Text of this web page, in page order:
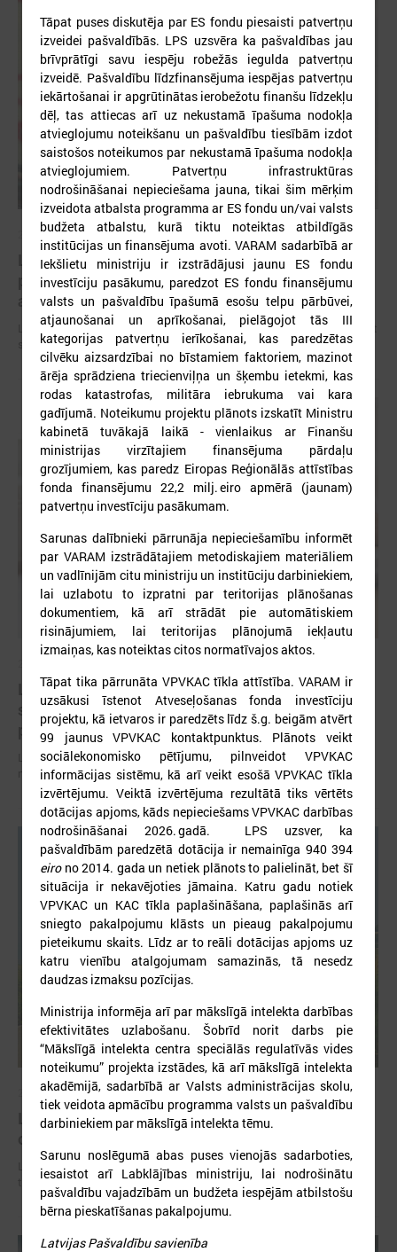
2026. gada 09. jūlijs
LPS: apreibinošu vielu ietekmē esošu bērnu
profilakses iestādi nedrīkst slēgt bez droša
alternatīva risinājuma
LPS: apreibinošu vielu ietekmē esošu bērnu profilakses iestādi nedrīkst
slēgt bez droša alternatīva risinājuma
LPS un Labklājības ministrija pārrunā DigiSoc
sadarbības līguma nosacījumus un datu
pārvaldību
LPS un Labklājības ministrija pārrunā DigiSoc sadarbības līguma
nosacījumus un datu pārvaldību
2026. gada 02. jūlijs
LPS iesaka likumā noteikt pašvaldības
LPS iesaka likumā noteikt pašvaldības organizētus sabiedriskā
transporta pārvadājumus
Tāpat puses diskutēja par ES fondu piesaisti patvertņu
izveidei pašvaldībās. LPS uzsvēra ka pašvaldības jau
brīvprātīgi savu iespēju robežās iegulda patvertņu
izveidē. Pašvaldību līdzfinansējuma iespējas patvertņu
iekārtošanai ir apgrūtinātas ierobežotu finanšu līdzekļu
dēļ, tas attiecas arī uz nekustamā īpašuma nodokļa
atvieglojumu noteikšanu un pašvaldību tiesībām izdot
saistošos noteikumos par nekustamā īpašuma nodokļa
atvieglojumiem. Patvertņu infrastruktūras
nodrošināšanai nepieciešama jauna, tikai šim mērķim
izveidota atbalsta programma ar ES fondu un/vai valsts
budžeta atbalstu, kurā tiktu noteiktas atbildīgās
institūcijas un finansējuma avoti. VARAM sadarbībā ar
Iekšlietu ministriju ir izstrādājusi jaunu ES fondu
investīciju pasākumu, paredzot ES fondu finansējumu
valsts un pašvaldību īpašumā esošu telpu pārbūvei,
atjaunošanai un aprīkošanai, pielāgojot tās III
kategorijas patvertņu ierīkošanai, kas paredzētas
cilvēku aizsardzībai no bīstamiem faktoriem, mazinot
ārēja sprādziena triecienviļņa un šķembu ietekmi, kas
rodas katastrofas, militāra iebrukuma vai kara
gadījumā. Noteikumu projektu plānots izskatīt Ministru
kabinetā tuvākajā laikā - vienlaikus ar Finanšu
ministrijas virzītajiem finansējuma pārdaļu
grozījumiem, kas paredz Eiropas Reģionālās attīstības
fonda finansējumu 22,2 milj. eiro apmērā (jaunam)
patvertņu investīciju pasākumam.
Sarunas dalībnieki pārrunāja nepieciešamību informēt
par VARAM izstrādātajiem metodiskajiem materiāliem
un vadlīnijām citu ministriju un institūciju darbiniekiem,
lai uzlabotu to izpratni par teritorijas plānošanas
dokumentiem, kā arī strādāt pie automātiskiem
risinājumiem, lai teritorijas plānojumā iekļautu
izmaiņas, kas noteiktas citos normatīvajos aktos.
Tāpat tika pārrunāta VPVKAC tīkla attīstība. VARAM ir
uzsākusi īstenot Atveseļošanas fonda investīciju
projektu, kā ietvaros ir paredzēts līdz š.g. beigām atvērt
99 jaunus VPVKAC kontaktpunktus. Plānots veikt
sociālekonomisko pētījumu, pilnveidot VPVKAC
informācijas sistēmu, kā arī veikt esošā VPVKAC tīkla
izvērtējumu. Veiktā izvērtējuma rezultātā tiks vērtēts
dotācijas apjoms, kāds nepieciešams VPVKAC darbības
nodrošināšanai 2026. gadā. LPS uzsver, ka
pašvaldībām paredzētā dotācija ir nemainīga 940 394
eirono 2014. gada un netiek plānots to palielināt, bet šī
situācija ir nekavējoties jāmaina. Katru gadu notiek
VPVKAC un KAC tīkla paplašināšana, paplašinās arī
sniegto pakalpojumu klāsts un pieaug pakalpojumu
pieteikumu skaits. Līdz ar to reāli dotācijas apjoms uz
katru vienību atalgojumam samazinās, tā nesedz
daudzas izmaksu pozīcijas.
Ministrija informēja arī par mākslīgā intelekta darbības
efektivitātes uzlabošanu. Šobrīd norit darbs pie
“Mākslīgā intelekta centra speciālās regulatīvās vides
noteikumu” projekta izstādes, kā arī mākslīgā intelekta
akadēmijā, sadarbībā ar Valsts administrācijas skolu,
tiek veidota apmācību programma valsts un pašvaldību
darbiniekiem par mākslīgā intelekta tēmu.
Sarunu noslēgumā abas puses vienojās sadarboties,
iesaistot arī Labklājības ministriju, lai nodrošinātu
pašvaldību vajadzībām un budžeta iespējām atbilstošu
bērna pieskatīšanas pakalpojumu.
Latvijas Pašvaldību savienība